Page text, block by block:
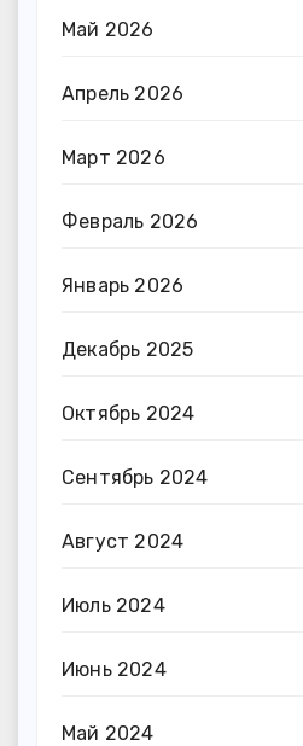
Май 2026
Апрель 2026
Март 2026
Февраль 2026
Январь 2026
Декабрь 2025
Октябрь 2024
Сентябрь 2024
Август 2024
Июль 2024
Июнь 2024
Май 2024